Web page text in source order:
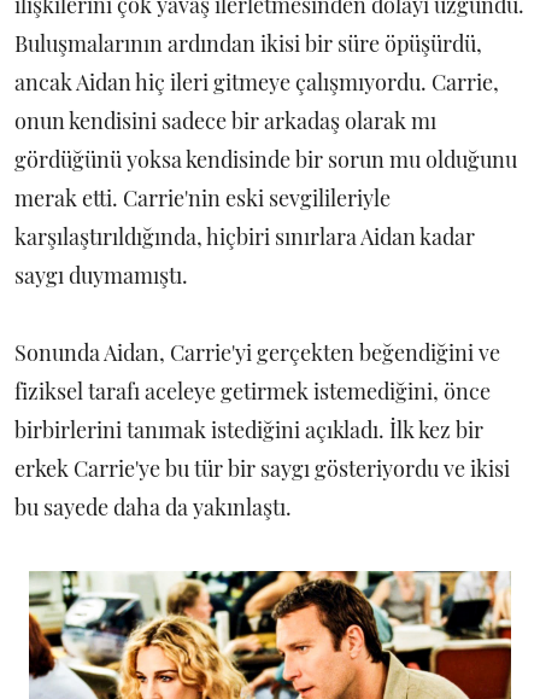
Buluşmalarının ardından ikisi bir süre öpüşürdü,
ancak Aidan hiç ileri gitmeye çalışmıyordu. Carrie,
onun kendisini sadece bir arkadaş olarak mı
gördüğünü yoksa kendisinde bir sorun mu olduğunu
merak etti. Carrie'nin eski sevgilileriyle
karşılaştırıldığında, hiçbiri sınırlara Aidan kadar
saygı duymamıştı.
Sonunda Aidan, Carrie'yi gerçekten beğendiğini ve
fiziksel tarafı aceleye getirmek istemediğini, önce
birbirlerini tanımak istediğini açıkladı. İlk kez bir
erkek Carrie'ye bu tür bir saygı gösteriyordu ve ikisi
bu sayede daha da yakınlaştı.